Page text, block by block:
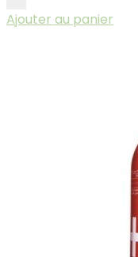
Ajouter au panier